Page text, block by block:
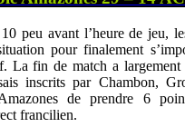
peu avant l’heure de jeu,
pour finalement
La fin de match a largement
inscrits par Chambon,
de prendre 6
francilien.